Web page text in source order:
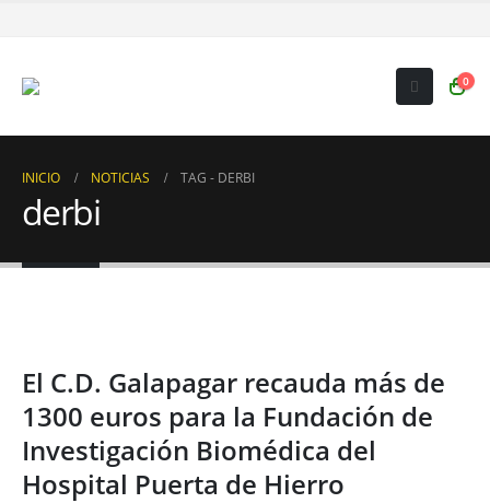
0
INICIO NOTICIAS TAG - DERBI
derbi
El C.D. Galapagar recauda más de
1300 euros para la Fundación de
Investigación Biomédica del
Hospital Puerta de Hierro